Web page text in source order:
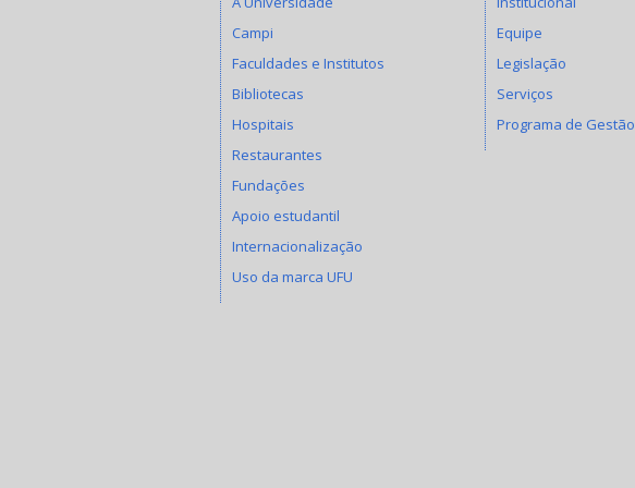
Campi
Faculdades e Institutos
Bibliotecas
Hospitais
Restaurantes
Fundações
Apoio estudantil
Internacionalização
Uso da marca UFU
Equipe
Legislação
Serviços
Programa de Gestão